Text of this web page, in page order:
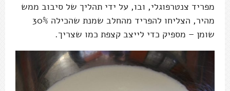
מפריד צנטרפוגלי, ובו, על ידי תהליך של סיבוב ממש
מהיר, הצליחו להפריד מהחלב שמנת שהכילה 30%
שומן – מספיק כדי לייצב קצפת כמו שצריך.